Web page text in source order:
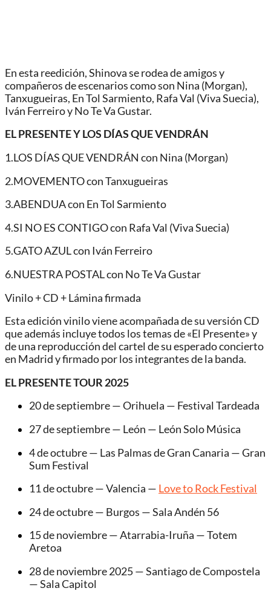
En esta reedición, Shinova se rodea de amigos y
compañeros de escenarios como son Nina (Morgan),
Tanxugueiras, En Tol Sarmiento, Rafa Val (Viva Suecia),
Iván Ferreiro y No Te Va Gustar.
EL PRESENTE Y LOS DÍAS QUE VENDRÁN
1.LOS DÍAS QUE VENDRÁN con Nina (Morgan)
2.MOVEMENTO con Tanxugueiras
3.ABENDUA con En Tol Sarmiento
4.SI NO ES CONTIGO con Rafa Val (Viva Suecia)
5.GATO AZUL con Iván Ferreiro
6.NUESTRA POSTAL con No Te Va Gustar
Vinilo + CD + Lámina firmada
Esta edición vinilo viene acompañada de su versión CD
que además incluye todos los temas de «El Presente» y
de una reproducción del cartel de su esperado concierto
en Madrid y firmado por los integrantes de la banda.
EL PRESENTE TOUR 2025
20 de septiembre — Orihuela — Festival Tardeada
27 de septiembre — León — León Solo Música
4 de octubre — Las Palmas de Gran Canaria — Gran
Sum Festival
11 de octubre — Valencia — Love to Rock Festival
24 de octubre — Burgos — Sala Andén 56
15 de noviembre — Atarrabia-Iruña — Totem
Aretoa
28 de noviembre 2025 — Santiago de Compostela
— Sala Capitol